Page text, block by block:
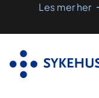
Les mer her